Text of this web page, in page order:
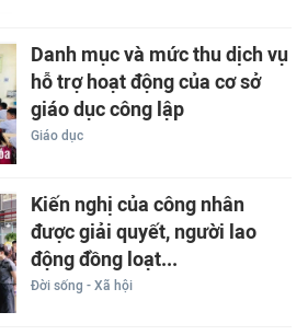
Danh mục và mức thu dịch vụ
hỗ trợ hoạt động của cơ sở
giáo dục công lập
Giáo dục
Kiến nghị của công nhân
được giải quyết, người lao
động đồng loạt...
Đời sống - Xã hội